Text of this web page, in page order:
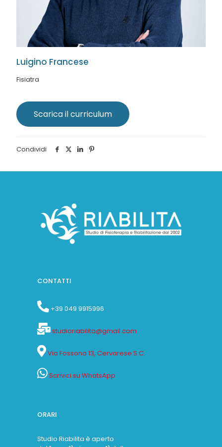
Luigino Francese
Fisiatra
Scarica il curriculum
Condividi
CONTATTI
+39 049 9915996
studioriabilita@gmail.com
Via Fossona 13, Cervarese S.C.
Scrivici su WhatsApp
ORARI
Studio Riabilita è aperto